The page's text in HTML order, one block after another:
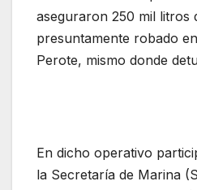
aseguraron 250 mil litros
presuntamente robado
Perote, mismo donde
En dicho operativo
la Secretaría de Marina